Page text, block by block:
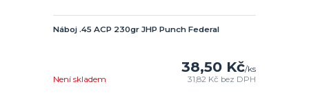
Náboj .45 ACP 230gr JHP Punch Federal
38,50 Kč/ks
31,82 Kč bez DPH
Není skladem